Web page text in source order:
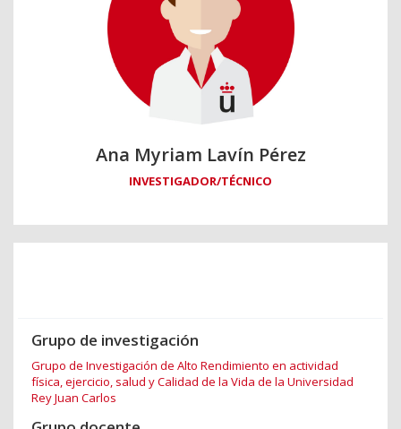
Ana Myriam Lavín Pérez
INVESTIGADOR/TÉCNICO
Grupo de investigación
Grupo de Investigación de Alto Rendimiento en actividad
física, ejercicio, salud y Calidad de la Vida de la Universidad
Rey Juan Carlos